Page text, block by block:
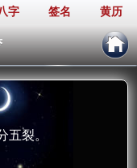
字 签名 黄历
裂。